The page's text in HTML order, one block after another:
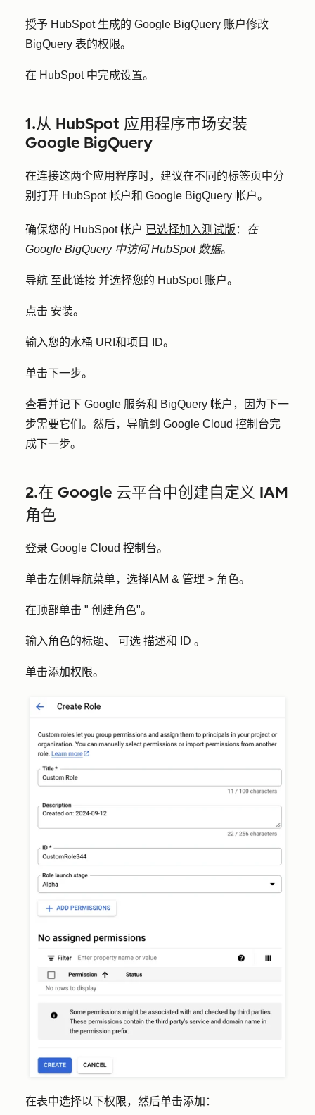
授予 HubSpot 生成的 Google BigQuery 账户修改
BigQuery 表的权限。
在 HubSpot 中完成设置。
1.从 HubSpot 应用程序市场安装
Google BigQuery
在连接这两个应用程序时，建议在不同的标签页中分
别打开 HubSpot 帐户和 Google BigQuery 帐户。
确保您的 HubSpot 帐户 已选择加入测试版 ： 在
Google BigQuery 中访问 HubSpot 数据。
导航 至此链接 并选择您的 HubSpot 账户。
点击 安装。
输入您的水桶 URI 和项目 ID。
单击下一步。
查看并记下 Google 服务和 BigQuery 帐户，因为下一
步需要它们。然后，导航到 Google Cloud 控制台完
成下一步。
2.在 Google 云平台中创建自定义 IAM
角色
登录 Google Cloud 控制台。
单击左侧导航菜单，选择 IAM & 管理 > 角色。
在顶部单击 " 创建角色"。
输入角色的标题、 可选 描述和 ID 。
单击添加权限。
在表中选择以下权限，然后单击添加：